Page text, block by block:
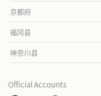
京都府
福冈县
神奈川县
Official Accounts